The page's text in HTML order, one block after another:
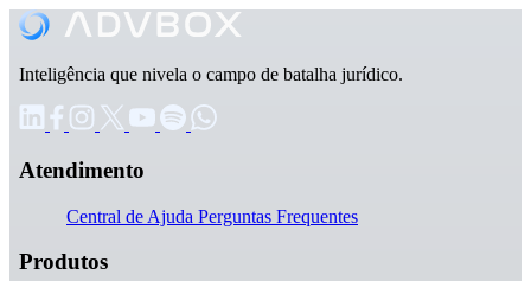
Inteligência que nivela o campo de batalha jurídico.
Atendimento
Central de Ajuda Perguntas Frequentes
Produtos